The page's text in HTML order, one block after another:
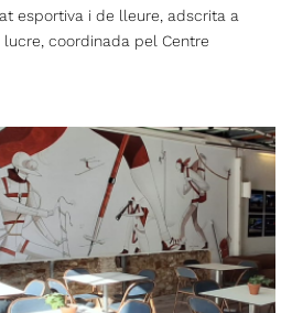
esportiva i de lleure, adscrita a
coordinada pel Centre